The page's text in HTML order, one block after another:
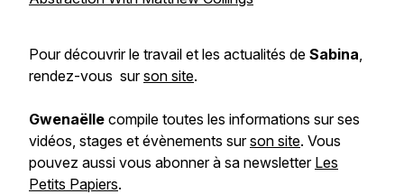
Pour découvrir le travail et les actualités de Sabina,
rendez-vous surson site.
Gwenaëlle compile toutes les informations sur ses
vidéos, stages et évènements surson site. Vous
pouvez aussi vous abonner à sa newsletter Les
Petits Papiers.